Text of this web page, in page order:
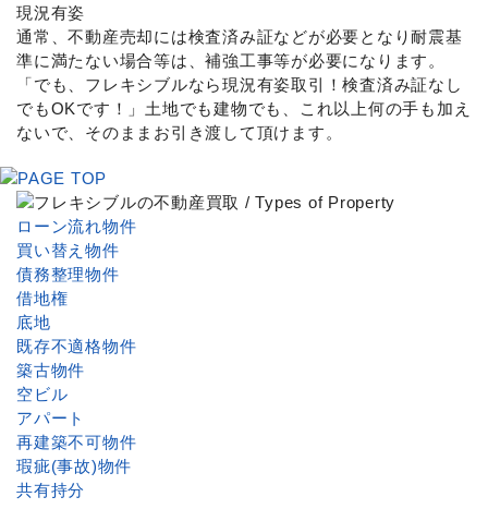
現況有姿
通常、不動産売却には検査済み証などが必要となり耐震基
準に満たない場合等は、補強工事等が必要になります。
「でも、フレキシブルなら現況有姿取引！検査済み証なし
でもOKです！」土地でも建物でも、これ以上何の手も加え
ないで、そのままお引き渡して頂けます。
ローン流れ物件
買い替え物件
債務整理物件
借地権
底地
既存不適格物件
築古物件
空ビル
アパート
再建築不可物件
瑕疵(事故)物件
共有持分